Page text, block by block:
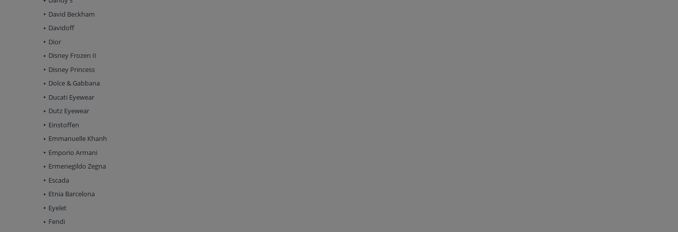
David Beckham
Davidoff
Dior
Disney Frozen II
Disney Princess
Dolce & Gabbana
Ducati Eyewear
Dutz Eyewear
Einstoffen
Emmanuelle Khanh
Emporio Armani
Ermenegildo Zegna
Escada
Etnia Barcelona
Eyelet
Fendi